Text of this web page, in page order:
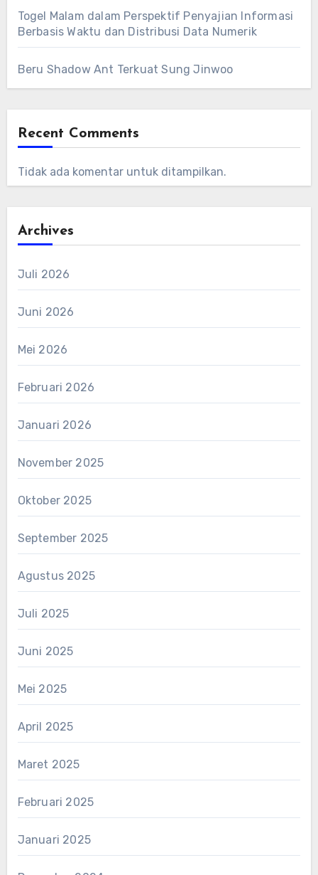
Togel Malam dalam Perspektif Penyajian Informasi
Berbasis Waktu dan Distribusi Data Numerik
Beru Shadow Ant Terkuat Sung Jinwoo
Recent Comments
Tidak ada komentar untuk ditampilkan.
Archives
Juli 2026
Juni 2026
Mei 2026
Februari 2026
Januari 2026
November 2025
Oktober 2025
September 2025
Agustus 2025
Juli 2025
Juni 2025
Mei 2025
April 2025
Maret 2025
Februari 2025
Januari 2025